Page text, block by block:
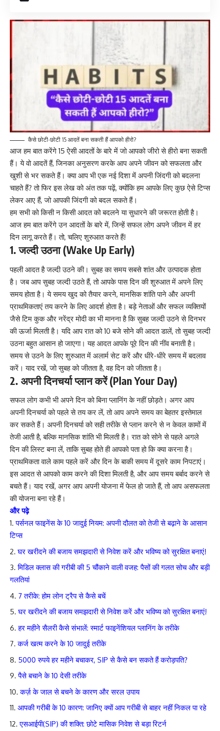
कैसे छोटी-छोटी 15 आदतें बना सकती हैं आपको हीरो?
आज हम बात करेंगे 15 ऐसी आदतों के बारे में जो आपको जीरो से हीरो बना सकती
हैं। ये वो आदतें हैं, जिनका अनुसरण करके आप अपने जीवन को सफलता और
खुशी से भर सकते हैं। क्या आप भी एक नई दिशा में अपनी जिंदगी को बदलना
चाहते हैं? तो फिर इस लेख को अंत तक पढ़ें, क्योंकि हम आपके लिए कुछ ऐसे टिप्स
लेकर आए हैं, जो आपकी जिंदगी को बदल सकते हैं।
हम सभी को किसी न किसी आदत को बदलने या सुधारने की जरूरत होती है।
आज हम बात करेंगे उन आदतों के बारे में, जिन्हें सफल लोग अपने जीवन में हर
दिन लागू करते हैं। तो, चलिए शुरुआत करते हैं!
1. जल्दी उठना (Wake Up Early)
पहली आदत है जल्दी उठने की। सुबह का समय सबसे शांत और उत्पादक होता
है। जब आप सुबह जल्दी उठते हैं, तो आपके पास दिन की शुरुआत में अपने लिए
समय होता है। ये समय खुद को तैयार करने, मानसिक शांति पाने और अपनी
प्राथमिकताएं तय करने के लिए आदर्श होता है। बड़े नेताओं और सफल व्यक्तियों
जैसे टिम कुक और नरेंद्र मोदी का भी मानना है कि सुबह जल्दी उठने से दिनभर
की ऊर्जा मिलती है। यदि आप रात को 10 बजे सोने की आदत डालें, तो सुबह जल्दी
उठना बहुत आसान हो जाएगा। यह आदत आपके पूरे दिन की नींव बनाती है।
समय से उठने के लिए शुरुआत में अलार्म सेट करें और धीरे-धीरे समय में बदलाव
करें। याद रखें, जो सुबह को जीतता है, वह दिन को जीतता है।
2. अपनी दिनचर्या प्लान करें (Plan Your Day)
सफल लोग कभी भी अपने दिन को बिना प्लानिंग के नहीं छोड़ते। अगर आप
अपनी दिनचर्या को पहले से तय कर लें, तो आप अपने समय का बेहतर इस्तेमाल
कर सकते हैं। अपनी दिनचर्या को सही तरीके से प्लान करने से न केवल कामों में
तेजी आती है, बल्कि मानसिक शांति भी मिलती है। रात को सोने से पहले अगले
दिन की लिस्ट बना लें, ताकि सुबह होते ही आपको पता हो कि क्या करना है।
प्राथमिकता वाले काम पहले करें और दिन के बाकी समय में दूसरे काम निपटाएं।
इस आदत से आपको काम करने की दिशा मिलती है, और आप समय बर्बाद करने से
बचते हैं। याद रखें, अगर आप अपनी योजना में फेल हो जाते हैं, तो आप असफलता
की योजना बना रहे हैं।
और पढ़े
पर्सनल फाइनेंस के 10 जादुई नियम: अपनी दौलत को तेजी से बढ़ाने के आसान
टिप्स
घर खरीदने की बजाय समझदारी से निवेश करें और भविष्य को सुरक्षित बनाएं!
मिडिल क्लास की गरीबी की 5 चौंकाने वाली वजह: पैसों की गलत सोच और बड़ी
गलतियां
7 तरीके: होम लोन ट्रैप से कैसे बचें
घर खरीदने की बजाय समझदारी से निवेश करें और भविष्य को सुरक्षित बनाएं!
हर महीने सैलरी कैसे संभालें: स्मार्ट फाइनेंशियल प्लानिंग के तरीके
कर्ज खत्म करने के 10 जादुई तरीके
5000 रुपये हर महीने बचाकर, SIP से कैसे बन सकते हैं करोड़पति?
पैसे बचाने के 10 देसी तरीके
कर्ज़ के जाल से बचने के कारण और सरल उपाय
आपकी गरीबी के 10 कारण: जानिए क्यों आप गरीबी से बाहर नहीं निकल पा रहे
एसआईपी(SIP) की शक्ति: छोटे मासिक निवेश से बड़ा रिटर्न